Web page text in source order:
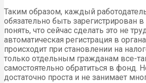
Таким образом, каждый
обязательно быть зарегистрирован
понять, что сейчас сделать это не
автоматическая регистрация в
происходит при становлении на
только отдельным гражданам все-
самостоятельно обратиться в фонд.
достаточно проста и не занимает